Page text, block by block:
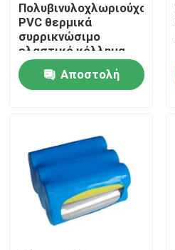
Αρχική Σελίδα
Βίντεο
Σχετικά με εμάς
Πολυβινυλοχλωριούχο
PVC θερμικά
συρρικνώσιμο
ελαστικό κόλλημα
για υψηλές
θερμοκρασίες
Αποστολή